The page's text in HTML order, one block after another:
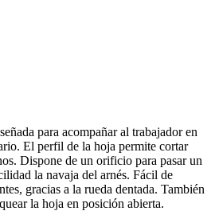
para acompañar al trabajador en
El perfil de la hoja permite cortar
Dispone de un orificio para pasar un
la navaja del arnés. Fácil de
gracias a la rueda dentada. También
la hoja en posición abierta.